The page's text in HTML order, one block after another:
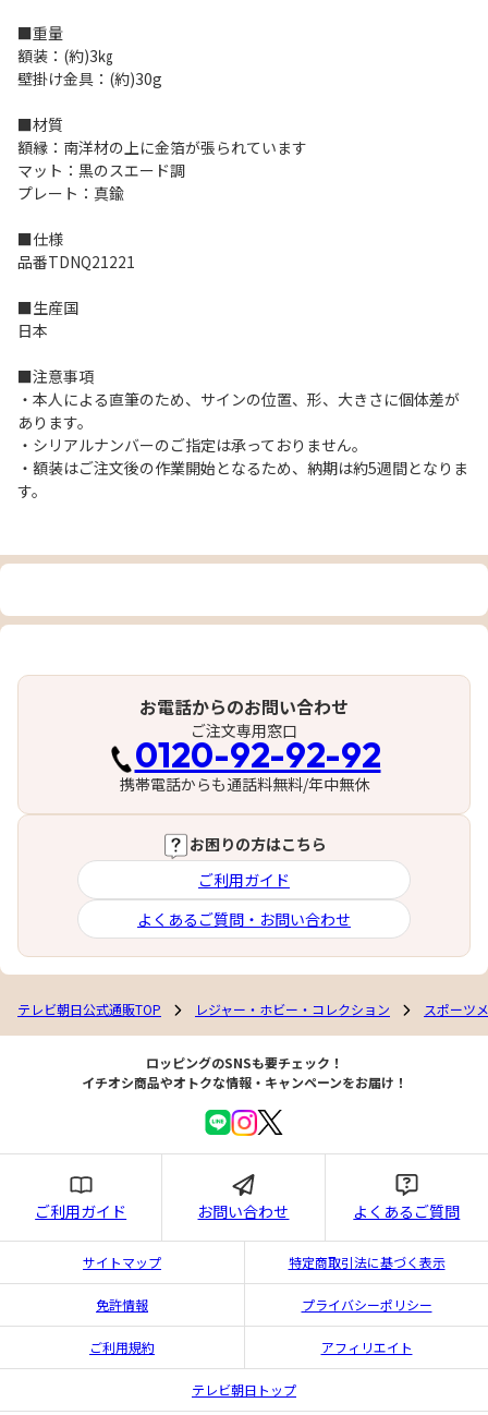
■重量
額装：(約)3㎏
壁掛け金具：(約)30g
■材質
額縁：南洋材の上に金箔が張られています
マット：黒のスエード調
プレート：真鍮
■仕様
品番TDNQ21221
■生産国
日本
■注意事項
・本人による直筆のため、サインの位置、形、大きさに個体差が
あります。
・シリアルナンバーのご指定は承っておりません。
・額装はご注文後の作業開始となるため、納期は約5週間となりま
す。
お電話からのお問い合わせ
ご注文専用窓口
0120-92-92-92
携帯電話からも通話料無料/年中無休
お困りの方はこちら
ご利用ガイド
よくあるご質問・お問い合わせ
テレビ朝日公式通販TOP レジャー・ホビー・コレクション スポーツ
ロッピングのSNSも要チェック！
イチオシ商品やオトクな情報・キャンペーンをお届け！
ご利用ガイド お問い合わせ よくあるご質問
サイトマップ 特定商取引法に基づく表示
免許情報 プライバシーポリシー
ご利用規約 アフィリエイト
テレビ朝日トップ